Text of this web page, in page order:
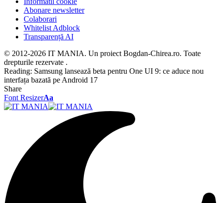
Abonare newsletter
Colaborari
Whitelist Adblock
Transparență AI
© 2012-2026 IT MANIA. Un proiect Bogdan-Chirea.ro. Toate
drepturile rezervate .
Reading: Samsung lansează beta pentru One UI 9: ce aduce nou
interfața bazată pe Android 17
Share
Font ResizerAa